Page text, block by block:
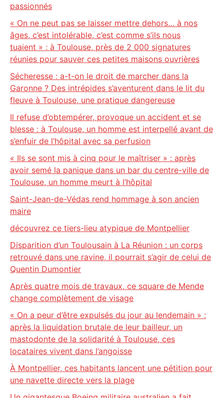
passionnés
« On ne peut pas se laisser mettre dehors… à nos
âges, c’est intolérable, c’est comme s’ils nous
tuaient » : à Toulouse, près de 2 000 signatures
réunies pour sauver ces petites maisons ouvrières
Sécheresse : a-t-on le droit de marcher dans la
Garonne ? Des intrépides s’aventurent dans le lit du
fleuve à Toulouse, une pratique dangereuse
Il refuse d’obtempérer, provoque un accident et se
blesse : à Toulouse, un homme est interpellé avant de
s’enfuir de l’hôpital avec sa perfusion
« Ils se sont mis à cinq pour le maîtriser » : après
avoir semé la panique dans un bar du centre-ville de
Toulouse, un homme meurt à l’hôpital
Saint-Jean-de-Védas rend hommage à son ancien
maire
découvrez ce tiers-lieu atypique de Montpellier
Disparition d’un Toulousain à La Réunion : un corps
retrouvé dans une ravine, il pourrait s’agir de celui de
Quentin Dumontier
Après quatre mois de travaux, ce square de Mende
change complètement de visage
« On a peur d’être expulsés du jour au lendemain » :
après la liquidation brutale de leur bailleur, un
mastodonte de la solidarité à Toulouse, ces
locataires vivent dans l’angoisse
À Montpellier, ces habitants lancent une pétition pour
une navette directe vers la plage